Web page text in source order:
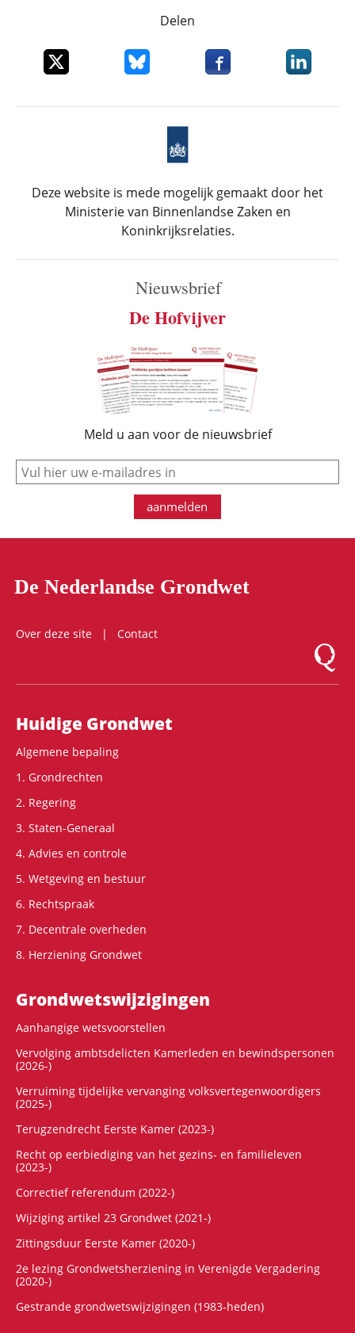
Delen
Deel dit item op XDeel dit item op Bluesky
Deel dit item opDeel dit
Deze website is mede mogelijk gemaakt door het
Ministerie van Binnenlandse Zaken en
Koninkrijksrelaties.
Nieuwsbrief
De Hofvijver
Meld u aan voor de nieuwsbrief
e-mail
aanmelden
De Nederlandse Grondwet
Over deze site
Contact
Logo
Hoofdnavigatie
Huidige Grondwet
Algemene bepaling
1. Grondrechten
2. Regering
3. Staten-Generaal
4. Advies en controle
5. Wetgeving en bestuur
6. Rechtspraak
7. Decentrale overheden
8. Herziening Grondwet
Grondwets­wijzigingen
Aanhangige wetsvoorstellen
Vervolging ambtsdelicten Kamerleden en bewindspersonen
(2026-)
Verruiming tijdelijke vervanging volksvertegenwoordigers
(2025-)
Terugzendrecht Eerste Kamer (2023-)
Recht op eerbiediging van het gezins- en familieleven
(2023-)
Correctief referendum (2022-)
Wijziging artikel 23 Grondwet (2021-)
Zittingsduur Eerste Kamer (2020-)
2e lezing Grondwetsherziening in Verenigde Vergadering
(2020-)
Gestrande grondwetswijzigingen (1983-heden)